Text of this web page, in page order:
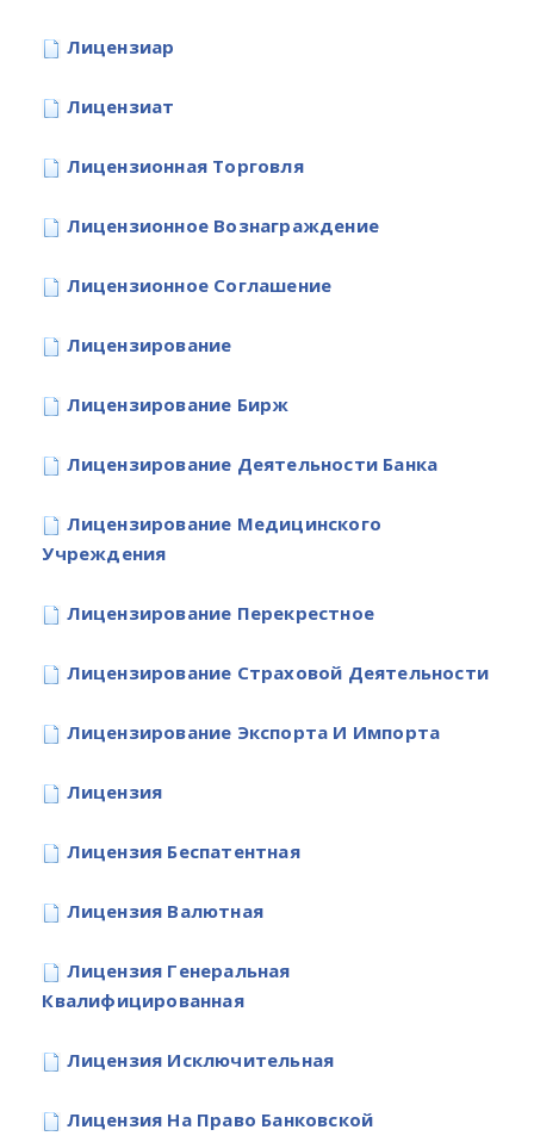
Лицензиар
Лицензиат
Лицензионная Торговля
Лицензионное Вознаграждение
Лицензионное Соглашение
Лицензирование
Лицензирование Бирж
Лицензирование Деятельности Банка
Лицензирование Медицинского
Учреждения
Лицензирование Перекрестное
Лицензирование Страховой Деятельности
Лицензирование Экспорта И Импорта
Лицензия
Лицензия Беспатентная
Лицензия Валютная
Лицензия Генеральная
Квалифицированная
Лицензия Исключительная
Лицензия На Право Банковской